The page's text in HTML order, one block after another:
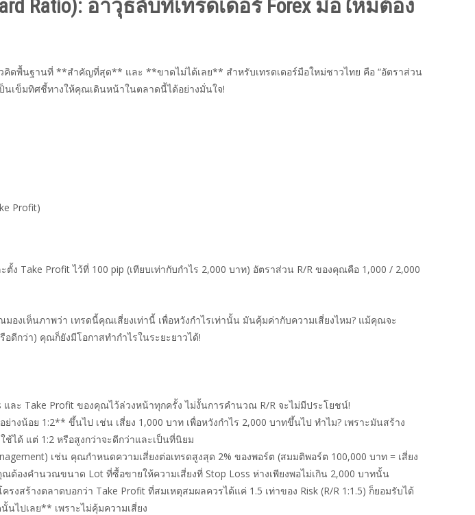
Ratio): อาวุธลับที่เทรดเดอร์ Forex มือใหม่ต้อง
คิดพื้นฐานที่ **สำคัญที่สุด** และ **ขาดไม่ได้เลย** สำหรับเทรดเดอร์มือใหม่ชาวไทย คือ “อัตราส่วน
นเข็มทิศชี้ทางให้คุณเดินหน้าในตลาดนี้ได้อย่างมั่นใจ!
Profit)
Take Profit ไว้ที่ 100 pip (เทียบเท่ากับกำไร 2,000 บาท) อัตราส่วน R/R ของคุณคือ 1,000 / 2,000
งเห็นภาพว่า เทรดนี้คุณเสี่ยงเท่านี้ เพื่อหวังกำไรเท่านั้น มันคุ้มค่ากับความเสี่ยงไหม? แม้คุณจะ
ดีกว่า) คุณก็ยังมีโอกาสทำกำไรในระยะยาวได้!
ะ Take Profit ของคุณไว้ล่วงหน้าทุกครั้ง ไม่งั้นการคำนวณ R/R จะไม่มีประโยชน์!
งน้อย 1:2** ขึ้นไป เช่น เสี่ยง 1,000 บาท เพื่อหวังกำไร 2,000 บาทขึ้นไป ทำไม? เพราะมันสร้าง
ช้ได้ แต่ 1:2 หรือสูงกว่าจะดีกว่าและเป็นที่นิยม
เช่น คุณกำหนดความเสี่ยงต่อเทรดสูงสุด 2% ของพอร์ต (สมมติพอร์ต 100,000 บาท = เสี่ยง
ต้องคำนวณขนาด Lot ที่ซื้อขายให้ความเสี่ยงที่ Stop Loss ห่างเพียงพอไม่เกิน 2,000 บาทนั้น
งสร้างตลาดบอกว่า Take Profit ที่สมเหตุสมผลควรได้แค่ 1.5 เท่าของ Risk (R/R 1:1.5) ก็ยอมรับได้
นไปเลย** เพราะไม่คุ้มความเสี่ยง